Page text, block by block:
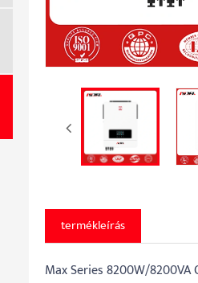
termékleírás
Max Series 8200W/